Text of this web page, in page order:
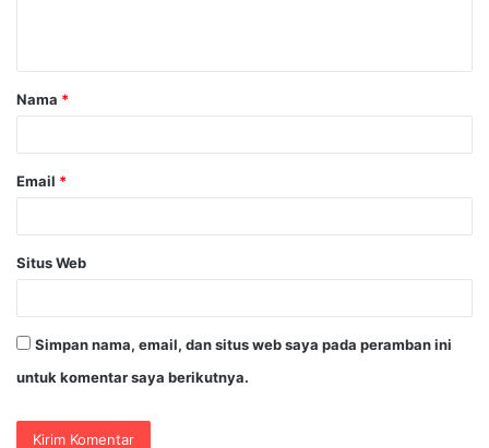
a
r
Nama *
Email *
Situs Web
Simpan nama, email, dan situs web saya pada peramban ini
untuk komentar saya berikutnya.